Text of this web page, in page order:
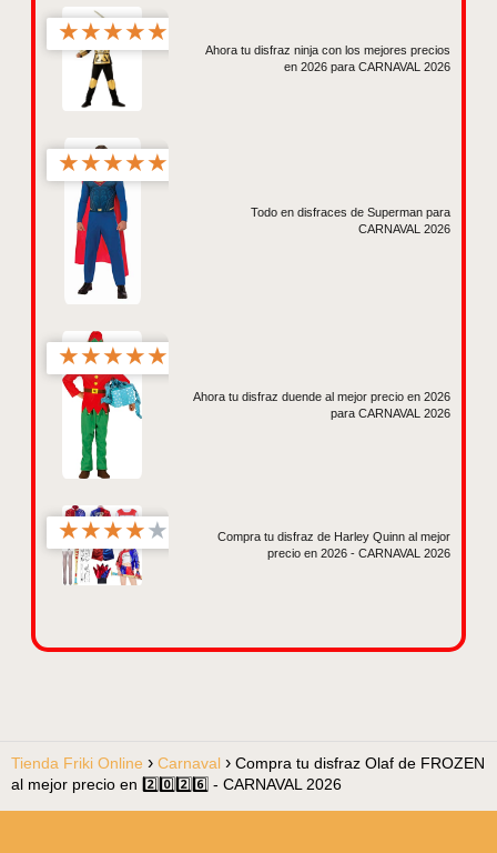
★★★★★
Ahora tu disfraz ninja con los mejores precios
en 2026 para CARNAVAL 2026
★★★★★
Todo en disfraces de Superman para
CARNAVAL 2026
★★★★★
Ahora tu disfraz duende al mejor precio en 2026
para CARNAVAL 2026
★★★★★
Compra tu disfraz de Harley Quinn al mejor
precio en 2026 - CARNAVAL 2026
Tienda Friki Online Carnaval
Compra tu disfraz Olaf de FROZEN
al mejor precio en 2️⃣0️⃣2️⃣6️⃣ - CARNAVAL 2026